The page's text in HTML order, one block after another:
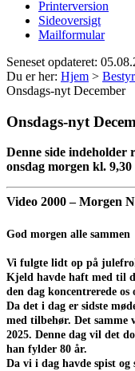
Printerversion
Sideoversigt
Mailformular
Seneset opdateret:
Du er her: Hjem >
Onsdags-nyt December
Onsdags-nyt
Denne side
onsdag morgen kl. 9,30
Video 2000 – Morgen
God morgen alle sammen
Vi fulgte lidt op på
Kjeld havde haft med til
den dag koncentrerede
Da det i dag er sidste
med tilbehør. Det
2025. Denne dag vil det
han fylder 80 år.
Da vi i dag havde spist og